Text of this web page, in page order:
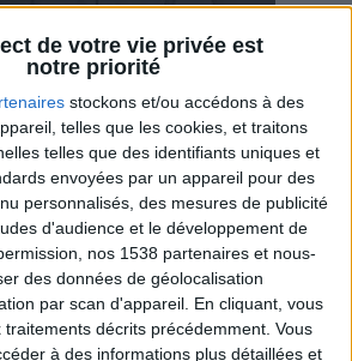
de votre vie privée est
notre priorité
stockons et/ou accédons à des
telles que les cookies, et traitons
telles que des identifiants uniques et
envoyées par un appareil pour des
personnalisés, des mesures de publicité
d'audience et le développement de
nos 1538 partenaires et nous-
des données de géolocalisation
par scan d'appareil. En cliquant, vous
décrits précédemment. Vous
à des informations plus détaillées et
diététiques : c'est n'importe quoi !
en direct Voir tout